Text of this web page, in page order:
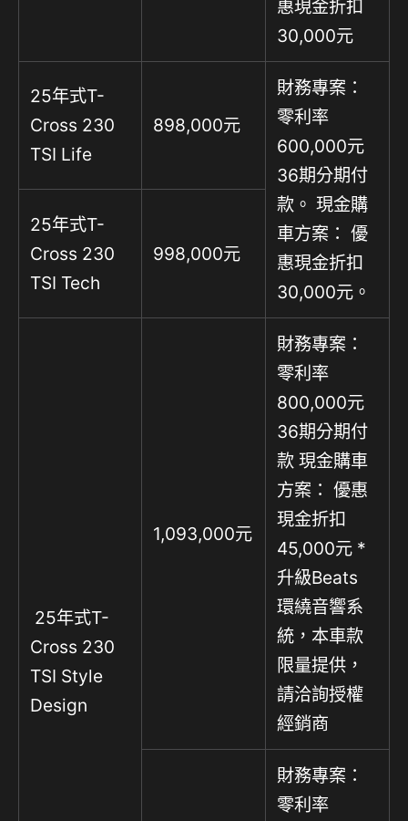
惠現金折扣
30,000元
25年式T-
Cross 230
TSI Life
898,000元
財務專案：
零利率
600,000元
36期分期付
款。 現金購
車方案： 優
惠現金折扣
30,000元。
25年式T-
Cross 230
TSI Tech
998,000元
25年式T-
Cross 230
TSI Style
Design
1,093,000元
財務專案：
零利率
800,000元
36期分期付
款 現金購車
方案： 優惠
現金折扣
45,000元 *
升級Beats
環繞音響系
統，本車款
限量提供，
請洽詢授權
經銷商
財務專案：
零利率